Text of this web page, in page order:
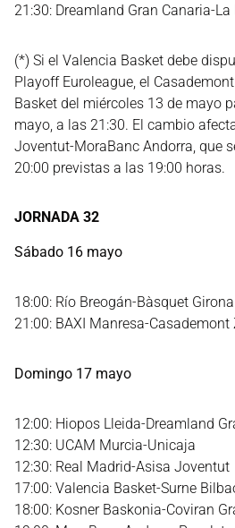
21:30: Dreamland Gran Canaria-
(*) Si el Valencia Basket debe
Playoff Euroleague, el
Basket del miércoles 13 de mayo
mayo, a las 21:30. El cambio
Joventut-MoraBanc Andorra, que
20:00 previstas a las 19:00 horas.
JORNADA 32
Sábado 16 mayo
18:00: Río Breogán-Bàsquet Girona
21:00: BAXI Manresa-Casademont
Domingo 17 mayo
12:00: Hiopos Lleida-Dreamland
12:30: UCAM Murcia-Unicaja
12:30: Real Madrid-Asisa Joventut
17:00: Valencia Basket-Surne
18:00: Kosner Baskonia-Coviran